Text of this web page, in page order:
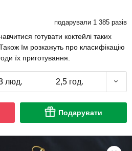
подарували 1 385 разів
готувати коктейлі таких
їм розкажуть про класифікацію
їх приготування.
люд. 2,5 год.
Подарувати